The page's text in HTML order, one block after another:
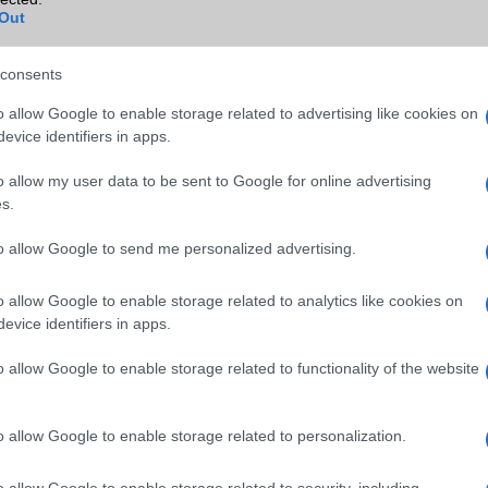
allow Google to enable storage related to advertising like cookies on
identifiers in apps.
allow my user data to be sent to Google for online advertising
allow Google to send me personalized advertising.
allow Google to enable storage related to analytics like cookies on
identifiers in apps.
allow Google to enable storage related to functionality of the website
allow Google to enable storage related to personalization.
Wi-Fi Direct Van
Wi-Fi HotSpot Van
TV/USB kapcsolat Nincs
BDS (Kína), Galileo (EU)
AKKUMULÁTOR